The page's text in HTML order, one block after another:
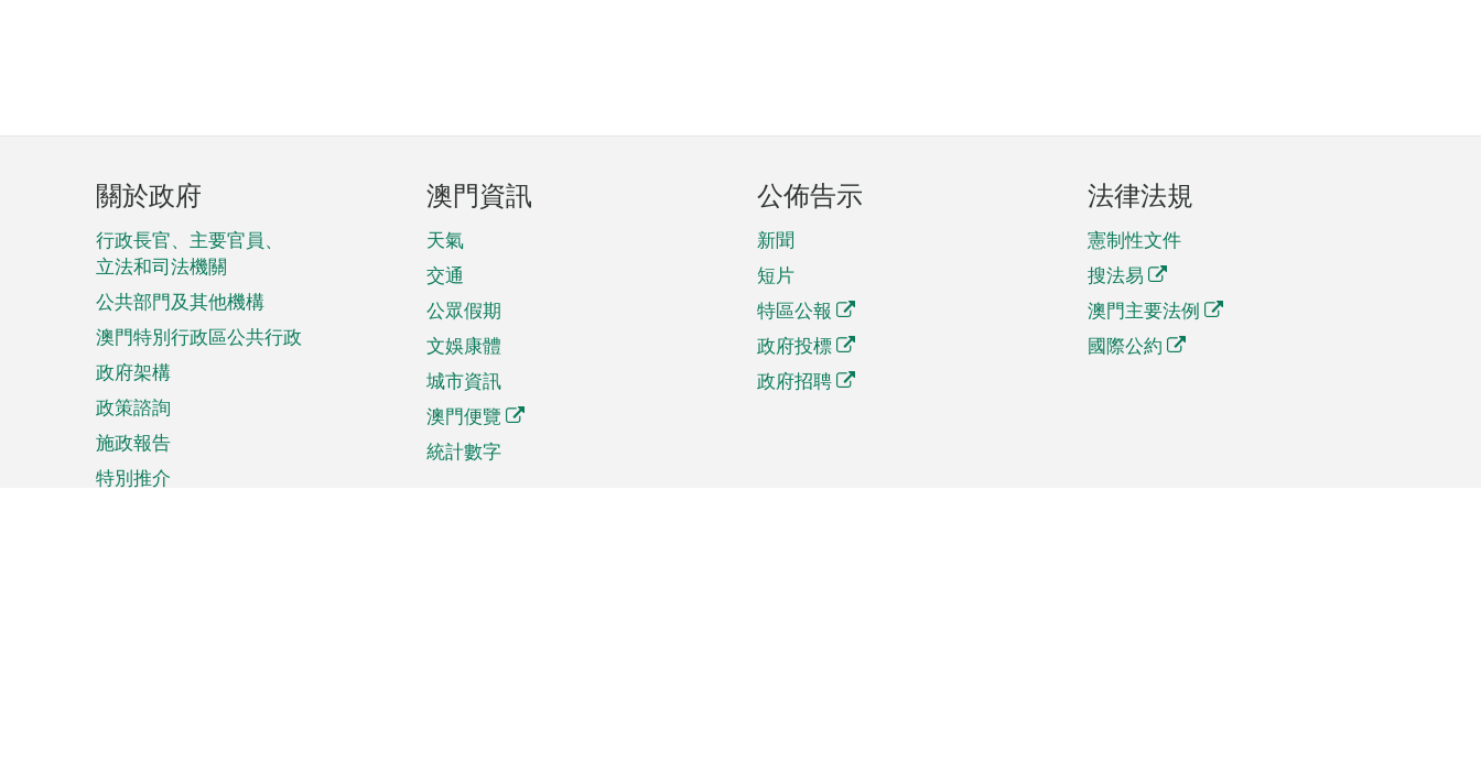
頁
腳
菜
單
關於政府
行政長官、主要官員、
立法和司法機關
公共部門及其他機構
澳門特別行政區公共行政
政府架構
政策諮詢
施政報告
特別推介
澳門資訊
天氣
交通
公眾假期
文娛康體
城市資訊
澳門便覽
統計數字
公佈告示
新聞
短片
特區公報
政府投標
政府招聘
法律法規
憲制性文件
搜法易
澳門主要法例
國際公約